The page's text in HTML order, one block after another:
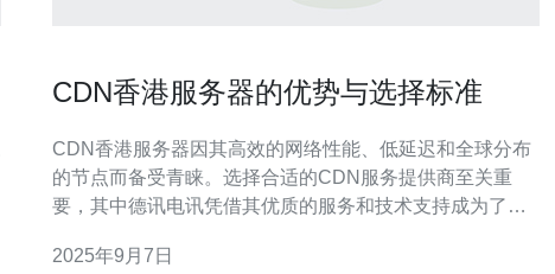
CDN香港服务器的优势与选择标准
CDN香港服务器因其高效的网络性能、低延迟和全球分布
的节点而备受青睐。选择合适的CDN服务提供商至关重
要，其中德讯电讯凭借其优质的服务和技术支持成为了众
选择标准，帮助您做出明智的决策。 高效的网络性能 使用
2025年9月7日